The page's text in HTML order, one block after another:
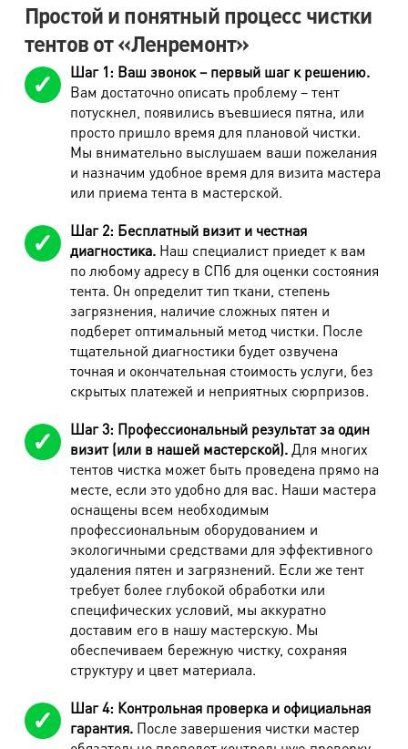
Наименование работ
Стоимость
Джемпер (жакет)
Пончо, кардиган
Жилет, болеро
420 руб.
Перчатки горнолыжные, рукавицы
320 руб.
Топ, майка, футболка
320 руб.
Джинсы
490 руб.
Брюки спортивные, трикотажные
420 руб.
Комбинезон утепленный
1600 руб.
Полукомбинезон (утепл. брюки)
800 руб.
Толстовка, куртка спортивная
550 руб.
Верхняя одежда
Наименование работ
Куртка легкая/джинсовая
Жилет утепл.
720 руб.
Куртка-пихора (до 90 см)
1680 руб.
Куртка-пихора (от 90 см)
Куртка утепл.(синтепон, флис, шерсть,
Пончо
Простой и понятный процесс чистки
тентов от «Ленремонт»
Шаг 1: Ваш звонок – первый шаг к решению.
Вам достаточно описать проблему – тент
потускнел, появились въевшиеся пятна, или
просто пришло время для плановой чистки.
Мы внимательно выслушаем ваши пожелания
и назначим удобное время для визита мастера
или приема тента в мастерской.
Шаг 2: Бесплатный визит и честная
диагностика.Наш специалист приедет к вам
по любому адресу в СПб для оценки состояния
тента. Он определит тип ткани, степень
загрязнения, наличие сложных пятен и
подберет оптимальный метод чистки. После
тщательной диагностики будет озвучена
точная и окончательная стоимость услуги, без
скрытых платежей и неприятных сюрпризов.
Шаг 3: Профессиональный результат за один
визит (или в нашей мастерской).Для многих
тентов чистка может быть проведена прямо на
месте, если это удобно для вас. Наши мастера
оснащены всем необходимым
профессиональным оборудованием и
экологичными средствами для эффективного
удаления пятен и загрязнений. Если же тент
требует более глубокой обработки или
специфических условий, мы аккуратно
доставим его в нашу мастерскую. Мы
обеспечиваем бережную чистку, сохраняя
структуру и цвет материала.
Шаг 4: Контрольная проверка и официальная
гарантия.После завершения чистки мастер